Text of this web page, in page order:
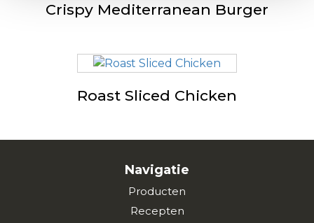
Crispy Mediterranean Burger
Roast Sliced Chicken
Navigatie
Producten
Recepten